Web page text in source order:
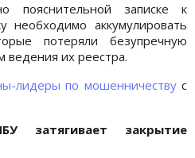
пояснительной записке к
необходимо аккумулировать
потеряли безупречную
ведения их реестра.
лидеры по мошенничествус
затягивает закрытие